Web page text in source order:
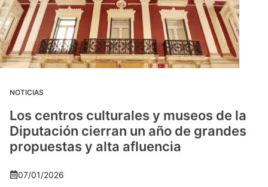
NOTICIAS
Los centros culturales y museos de la
Diputación cierran un año de grandes
propuestas y alta afluencia
07/01/2026